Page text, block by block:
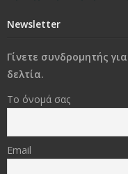
Λιαντίνη –
Η σωματική βία: Η
μορφές βίας που
άνθρωπος..!
βυθιζόμενοι στο
Newsletter
Γίνετε συνδρομητής
δελτία.
Το όνομά σας
Email